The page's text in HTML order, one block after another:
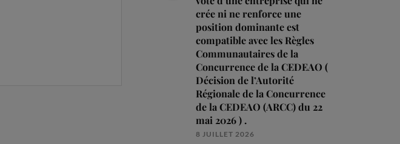
crée ni ne renforce une
position dominante est
compatible avec les Règles
Communautaires de la
Concurrence de la CEDEAO (
Décision de l’Autorité
Régionale de la Concurrence
de la CEDEAO (ARCC) du 22
mai 2026 ) .
8 JUILLET 2026